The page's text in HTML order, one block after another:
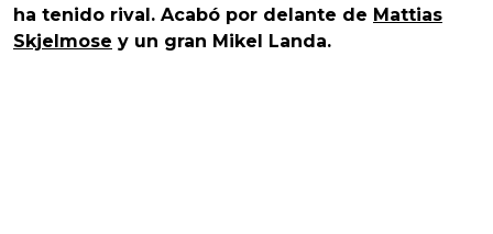
ha tenido rival. Acabó por delante de Mattias
Skjelmose y un gran Mikel Landa.